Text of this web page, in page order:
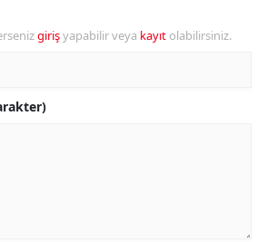
girişyapabilir veya kayıt olabilirsiniz.